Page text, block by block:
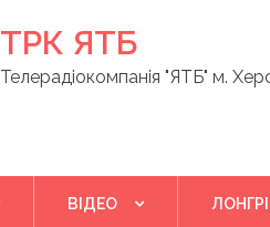
ТРК ЯТБ
Телерадіокомпанія "ЯТБ" м.
ВІДЕО